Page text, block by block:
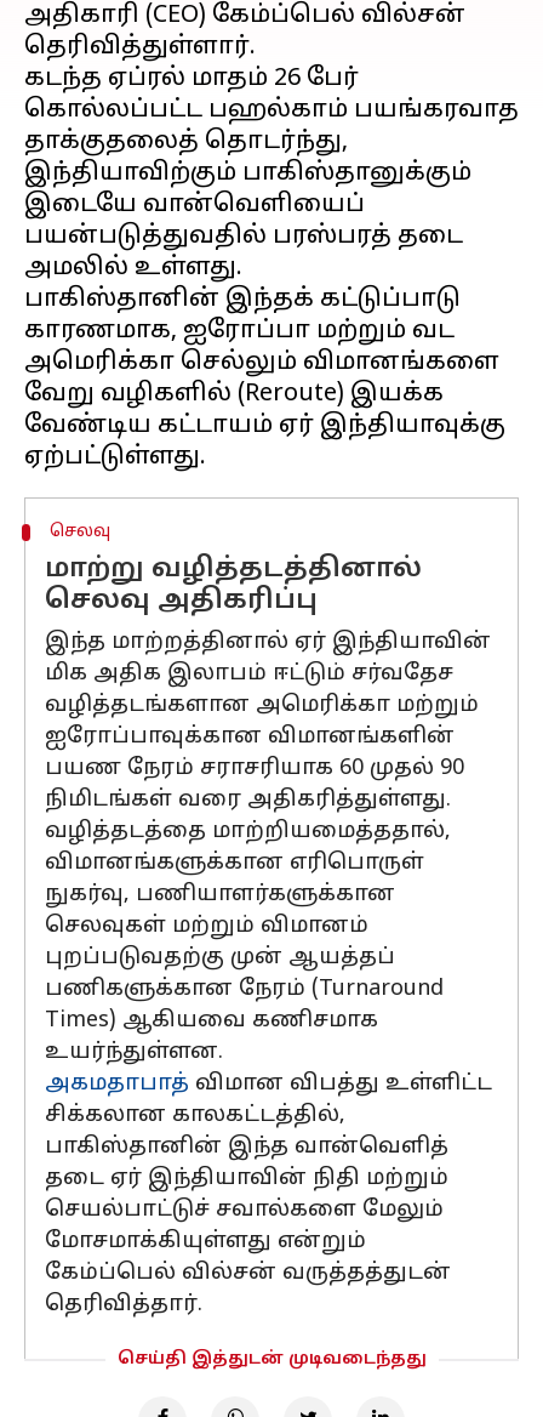
அதிகாரி (CEO) கேம்ப்பெல் வில்சன்
தெரிவித்துள்ளார்.
கடந்த ஏப்ரல் மாதம் 26 பேர்
கொல்லப்பட்ட பஹல்காம் பயங்கரவாத
தாக்குதலைத் தொடர்ந்து,
இந்தியாவிற்கும் பாகிஸ்தானுக்கும்
இடையே வான்வெளியைப்
பயன்படுத்துவதில் பரஸ்பரத் தடை
அமலில் உள்ளது.
பாகிஸ்தானின் இந்தக் கட்டுப்பாடு
காரணமாக, ஐரோப்பா மற்றும் வட
அமெரிக்கா செல்லும் விமானங்களை
வேறு வழிகளில் (Reroute) இயக்க
வேண்டிய கட்டாயம் ஏர் இந்தியாவுக்கு
செலவு
மாற்று வழித்தடத்தினால்
செலவு அதிகரிப்பு
இந்த மாற்றத்தினால் ஏர் இந்தியாவின்
மிக அதிக இலாபம் ஈட்டும் சர்வதேச
வழித்தடங்களான அமெரிக்கா மற்றும்
ஐரோப்பாவுக்கான விமானங்களின்
பயண நேரம் சராசரியாக 60 முதல் 90
நிமிடங்கள் வரை அதிகரித்துள்ளது.
வழித்தடத்தை மாற்றியமைத்ததால்,
விமானங்களுக்கான எரிபொருள்
நுகர்வு, பணியாளர்களுக்கான
செலவுகள் மற்றும் விமானம்
புறப்படுவதற்கு முன் ஆயத்தப்
பணிகளுக்கான நேரம் (Turnaround
Times) ஆகியவை கணிசமாக
உயர்ந்துள்ளன.
அகமதாபாத் விமான விபத்து உள்ளிட்ட
சிக்கலான காலகட்டத்தில்,
பாகிஸ்தானின் இந்த வான்வெளித்
தடை ஏர் இந்தியாவின் நிதி மற்றும்
செயல்பாட்டுச் சவால்களை மேலும்
மோசமாக்கியுள்ளது என்றும்
கேம்ப்பெல் வில்சன் வருத்தத்துடன்
தெரிவித்தார்.
செய்தி இத்துடன் முடிவடைந்தது